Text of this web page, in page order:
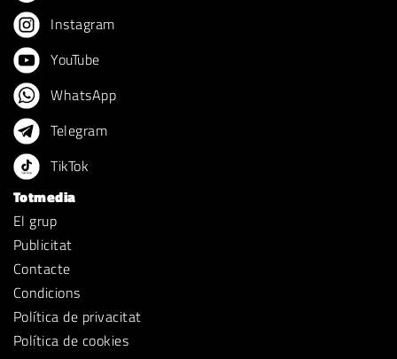
Instagram
YouTube
WhatsApp
Telegram
TikTok
Totmedia
El grup
Publicitat
Contacte
Condicions
Política de privacitat
Política de cookies